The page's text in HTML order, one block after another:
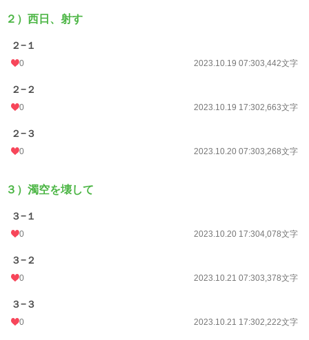
週間ポイント 21 pt (62,459 位)
月間ポイント
２）西日、射す
２−１
0 2023.10.19 07:303,442文字
２−２
0 2023.10.19 17:302,663文字
２−３
0 2023.10.20 07:303,268文字
３）濁空を壊して
３−１
0 2023.10.20 17:304,078文字
３−２
0 2023.10.21 07:303,378文字
３−３
0 2023.10.21 17:302,222文字